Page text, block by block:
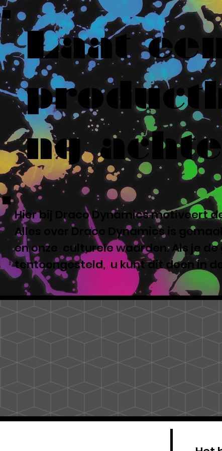
Laat
ng
Hier bij Draco Dynamics motiveert
Alles over Draco Dynamics is
en onze culturele waarden. Als je
tentoongesteld, u kunt dit doen in